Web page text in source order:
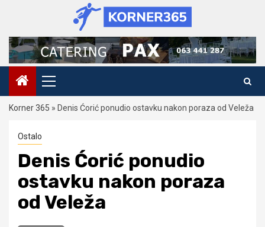
content
Primary
Menu
Korner 365 » Denis Ćorić ponudio ostavku nakon poraza od Veleža
Ostalo
Denis Ćorić ponudio
ostavku nakon poraza
od Veleža